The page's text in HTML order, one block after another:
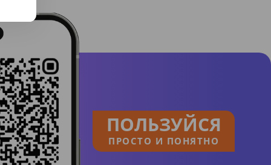
ПОЛЬЗУЙСЯ
ПРОСТО И ПОНЯТНО